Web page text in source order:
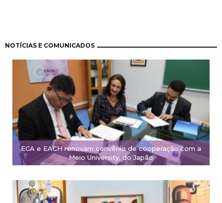
NOTÍCIAS E COMUNICADOS
ECA e EACH renovam convênio de cooperação com a
Meio University, do Japão
Pagination